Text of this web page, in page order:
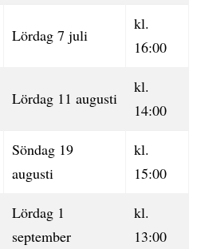
Lördag 7 juli
kl.
16:00
Lördag 11 augusti
kl.
14:00
Söndag 19
augusti
kl.
15:00
Lördag 1
september
kl.
13:00